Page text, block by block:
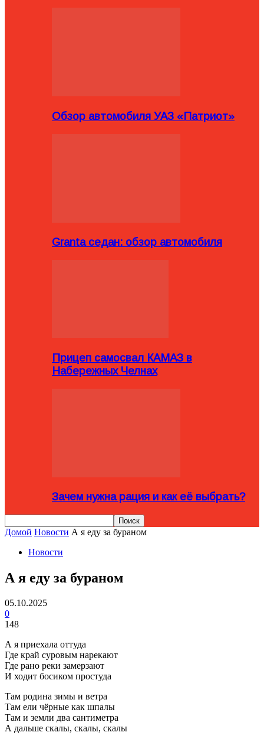
Обзор автомобиля УАЗ «Патриот»
Granta седан: обзор автомобиля
Прицеп самосвал КАМАЗ в
Набережных Челнах
Зачем нужна рация и как её выбрать?
Домой Новости А я еду за бураном
Новости
А я еду за бураном
05.10.2025
0
148
А я приехала оттуда
Где край суровым нарекают
Где рано реки замерзают
И ходит босиком простуда
Там родина зимы и ветра
Там ели чёрные как шпалы
Там и земли два сантиметра
А дальше скалы, скалы, скалы